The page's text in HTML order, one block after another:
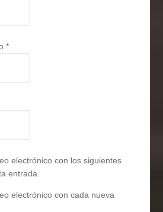
*
electrónico con los siguientes
entrada.
electrónico con cada nueva